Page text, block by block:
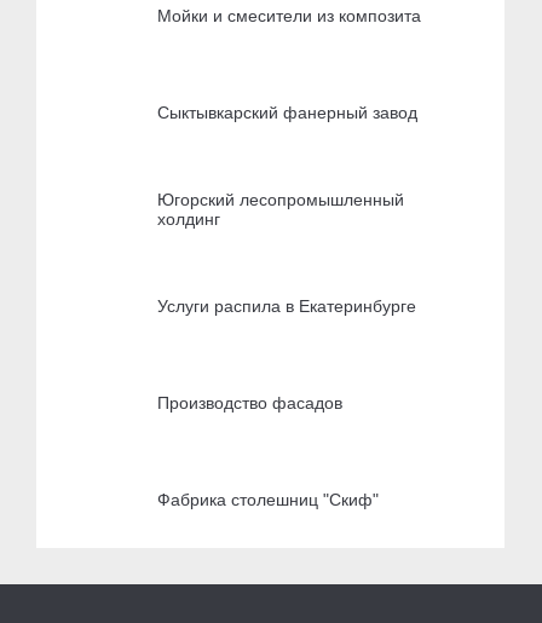
Мойки и смесители из композита
Сыктывкарский фанерный завод
Югорский лесопромышленный
холдинг
Услуги распила в Екатеринбурге
Производство фасадов
Фабрика столешниц "Скиф"